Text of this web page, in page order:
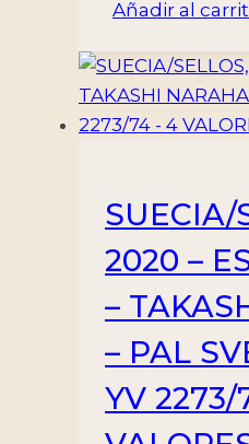
Añadir al
SUECIA/
2020 –
–
– PAL
YV 2273/